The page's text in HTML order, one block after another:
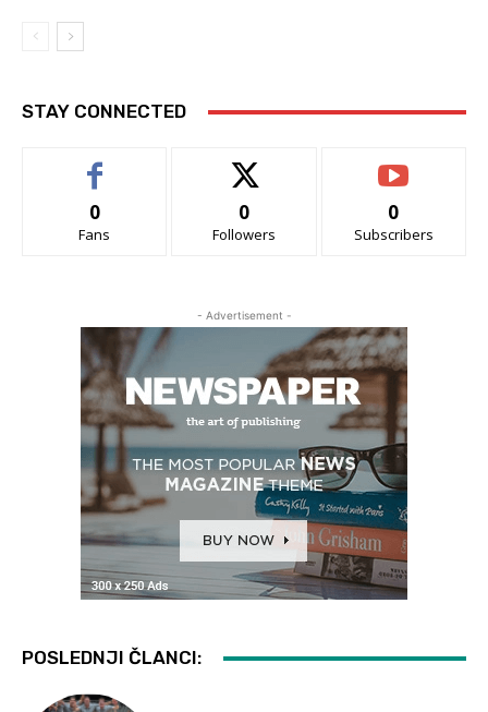
STAY CONNECTED
0
Fans
0
Followers
0
Subscribers
- Advertisement -
POSLEDNJI ČLANCI: